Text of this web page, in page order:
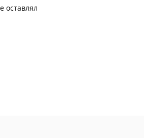
простое и герметичное
оставлял